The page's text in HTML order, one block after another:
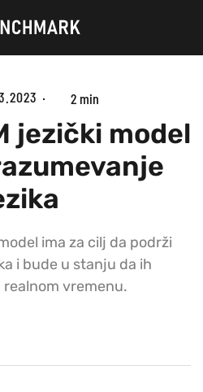
2 min
jezički model
ima za cilj da podrži
i bude u stanju da ih
vremenu.